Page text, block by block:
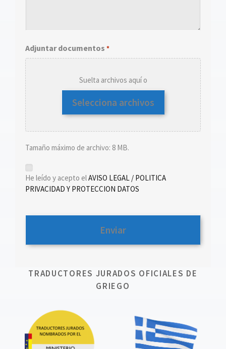
Adjuntar documentos *
Suelta archivos aquí o
Selecciona archivos
Tamaño máximo de archivo: 8 MB.
He leído y acepto elAVISO LEGAL / POLITICA
PRIVACIDAD Y PROTECCION DATOS
TRADUCTORES JURADOS OFICIALES DE
GRIEGO